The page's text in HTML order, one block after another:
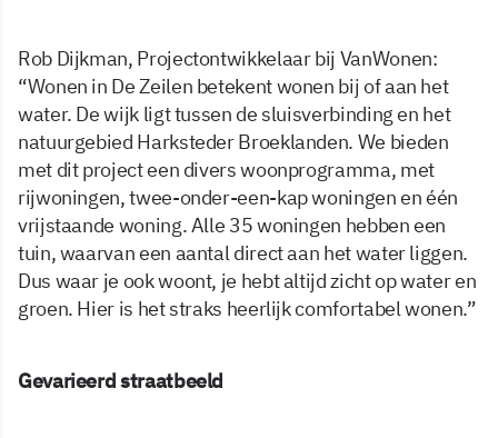
Rob Dijkman, Projectontwikkelaar bij VanWonen:
“Wonen in De Zeilen betekent wonen bij of aan het
water. De wijk ligt tussen de sluisverbinding en het
natuurgebied Harksteder Broeklanden. We bieden
met dit project een divers woonprogramma, met
rijwoningen, twee-onder-een-kap woningen en één
vrijstaande woning. Alle 35 woningen hebben een
tuin, waarvan een aantal direct aan het water liggen.
Dus waar je ook woont, je hebt altijd zicht op water en
groen. Hier is het straks heerlijk comfortabel wonen.”
Gevarieerd straatbeeld